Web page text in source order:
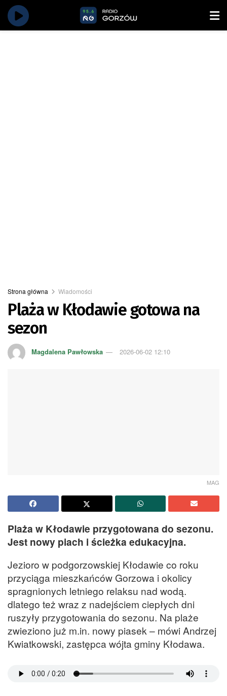
Strona główna Wiadomości
Plaża w Kłodawie gotowa na
sezon
Magdalena Pawłowska 2026-06-02 12:10
MAG
Plaża w Kłodawie przygotowana do sezonu.
Jest nowy piach i ścieżka edukacyjna.
Jezioro w podgorzowskiej Kłodawie co roku
przyciąga mieszkańców Gorzowa i okolicy
spragnionych letniego relaksu nad wodą.
dlatego też wraz z nadejściem ciepłych dni
ruszyły przygotowania do sezonu. Na plaże
zwieziono już m.in. nowy piasek – mówi Andrzej
Kwiatkowski, zastępca wójta gminy Kłodawa.